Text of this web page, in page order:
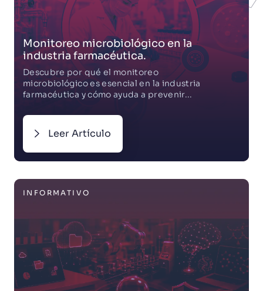
Monitoreo microbiológico en la
industria farmacéutica.
Descubre por qué el monitoreo
microbiológico es esencial en la industria
farmacéutica y cómo ayuda a prevenir...
Leer Artículo
INFORMATIVO